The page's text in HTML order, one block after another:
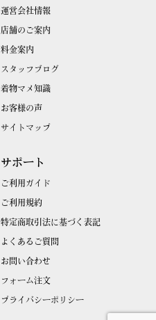
運営会社情報
店舗のご案内
料金案内
スタッフブログ
着物マメ知識
お客様の声
サイトマップ
サポート
ご利用ガイド
ご利用規約
特定商取引法に基づく表記
よくあるご質問
お問い合わせ
フォーム注文
プライバシーポリシー